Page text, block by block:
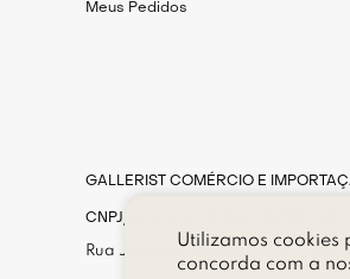
Utilizamos cookies
concorda com a
Meus Pedidos
GALLERIST COMÉRCIO E
CNPJ/MF sob n. 14.056.174/0001-80
Rua Joaquim Antunes, n. 177, loja